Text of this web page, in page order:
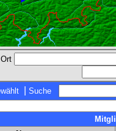
Ort
Suche